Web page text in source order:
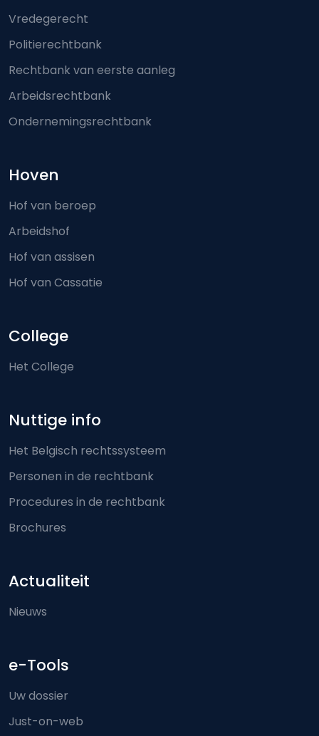
Vredegerecht
Politierechtbank
Rechtbank van eerste aanleg
Arbeidsrechtbank
Ondernemingsrechtbank
Hoven
Hof van beroep
Arbeidshof
Hof van assisen
Hof van Cassatie
College
Het College
Nuttige info
Het Belgisch rechtssysteem
Personen in de rechtbank
Procedures in de rechtbank
Brochures
Actualiteit
Nieuws
e-Tools
Uw dossier
Just-on-web